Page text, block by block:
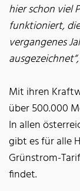
hier schon viel
funktioniert,
vergangenes
ausgezeichnet“,
Mit ihren
über 500.000
In allen
gibt es für alle
Grünstrom-
findet.